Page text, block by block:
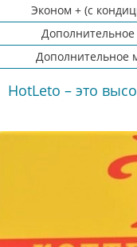
Эконом + (с
Дополнительное
HotLeto – это